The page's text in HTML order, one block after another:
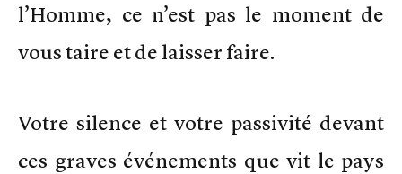
l’Homme, ce n’est pas le moment de
vous taire et de laisser faire.
Votre silence et votre passivité devant
ces graves événements que vit le pays